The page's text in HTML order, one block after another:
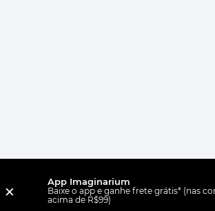
× App Imaginarium
Baixe o app e ganhe frete grátis* (nas
acima de R$99)